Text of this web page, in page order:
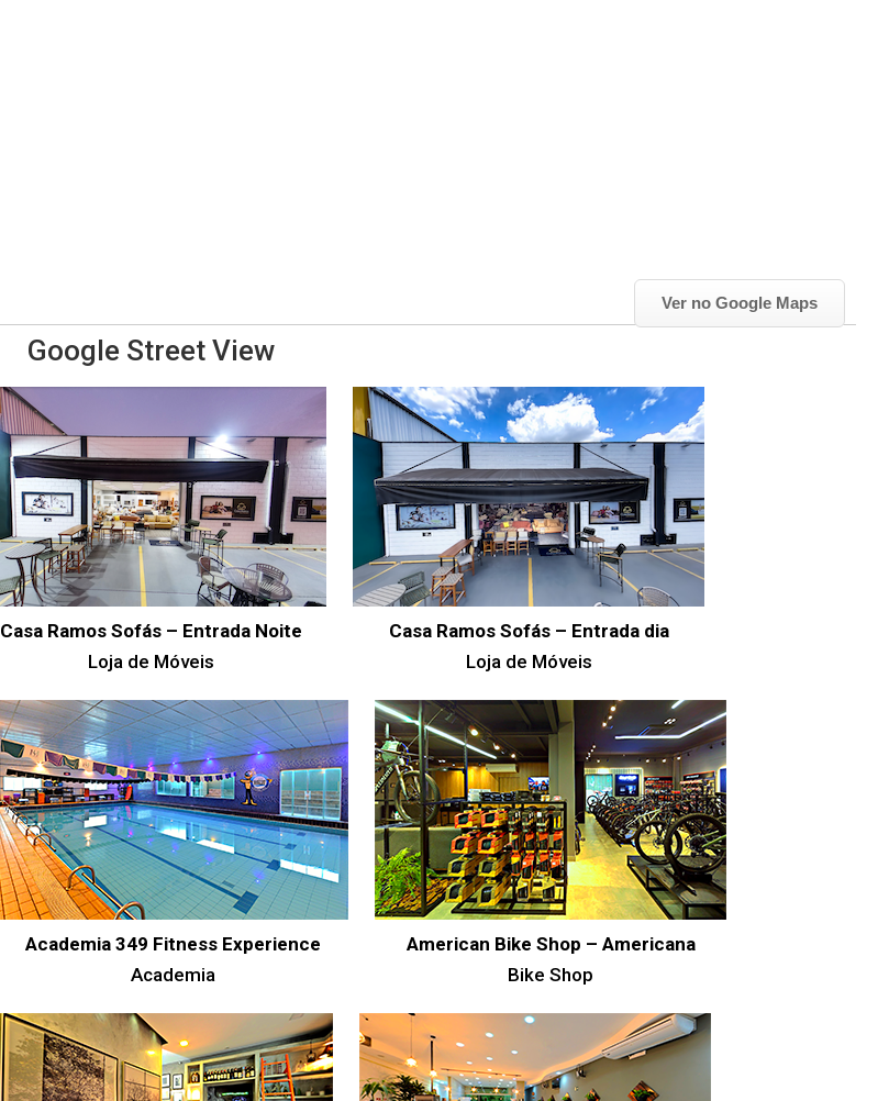
Ver no Google Maps
Google Street View
Casa Ramos Sofás – Entrada Noite
Loja de Móveis
Casa Ramos Sofás – Entrada dia
Loja de Móveis
Academia 349 Fitness Experience
Academia
American Bike Shop – Americana
Bike Shop